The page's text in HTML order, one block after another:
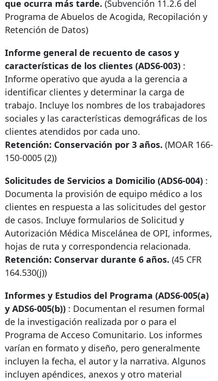
que ocurra más tarde. (Subvención 11.2.6 del
Programa de Abuelos de Acogida, Recopilación y
Retención de Datos)
Informe general de recuento de casos y
características de los clientes (ADS6-003) :
Informe operativo que ayuda a la gerencia a
identificar clientes y determinar la carga de
trabajo. Incluye los nombres de los trabajadores
sociales y las características demográficas de los
clientes atendidos por cada uno.
Retención: Conservación por 3 años. (MOAR 166-
150-0005 (2))
Solicitudes de Servicios a Domicilio (ADS6-004) :
Documenta la provisión de equipo médico a los
clientes en respuesta a las solicitudes del gestor
de casos. Incluye formularios de Solicitud y
Autorización Médica Miscelánea de OPI, informes,
hojas de ruta y correspondencia relacionada.
Retención: Conservar durante 6 años. (45 CFR
164.530(j))
Informes y Estudios del Programa (ADS6-005(a)
y ADS6-005(b)) : Documentan el resumen formal
de la investigación realizada por o para el
Programa de Acceso Comunitario. Los informes
varían en formato y diseño, pero generalmente
incluyen la fecha, el autor y la narrativa. Algunos
incluyen apéndices, anexos y otro material